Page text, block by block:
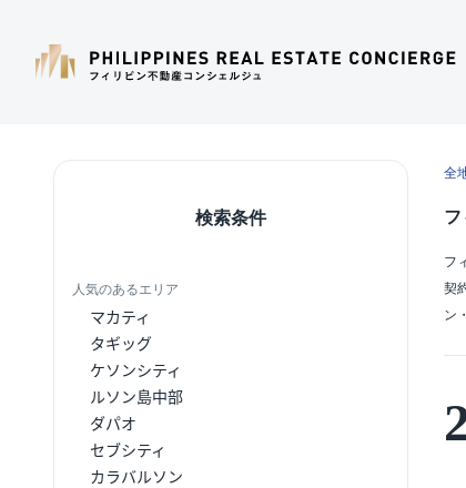
検索条件
人気のあるエリア
マカティ
タギッグ
ケソンシティ
ルソン島中部
ダパオ
セブシティ
カラバルソン
全
フ
フ
契
ン